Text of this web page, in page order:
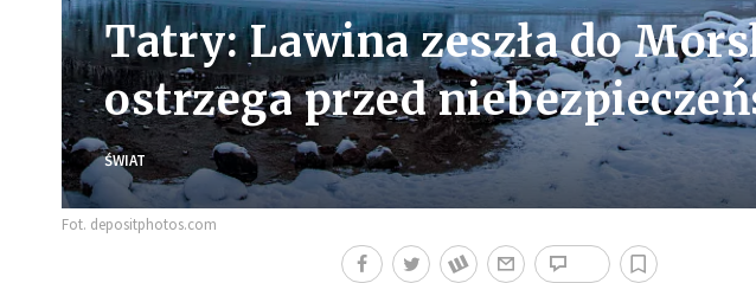
Tatry: Lawina zeszła do
ostrzega przed
ŚWIAT
Fot. depositphotos.com